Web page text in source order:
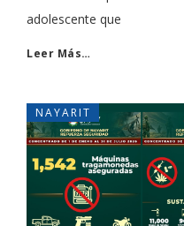
adolescente que
Leer Más…
NAYARIT